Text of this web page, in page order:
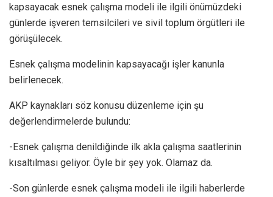
kapsayacak esnek çalışma modeli ile ilgili önümüzdeki
günlerde işveren temsilcileri ve sivil toplum örgütleri ile
görüşülecek.
Esnek çalışma modelinin kapsayacağı işler kanunla
belirlenecek.
AKP kaynakları söz konusu düzenleme için şu
değerlendirmelerde bulundu:
-Esnek çalışma denildiğinde ilk akla çalışma saatlerinin
kısaltılması geliyor. Öyle bir şey yok. Olamaz da.
-Son günlerde esnek çalışma modeli ile ilgili haberlerde